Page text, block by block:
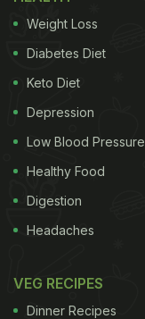
Weight Loss
Diabetes Diet
Keto Diet
Depression
Low Blood Pressure
Healthy Food
Digestion
Headaches
VEG RECIPES
Dinner Recipes